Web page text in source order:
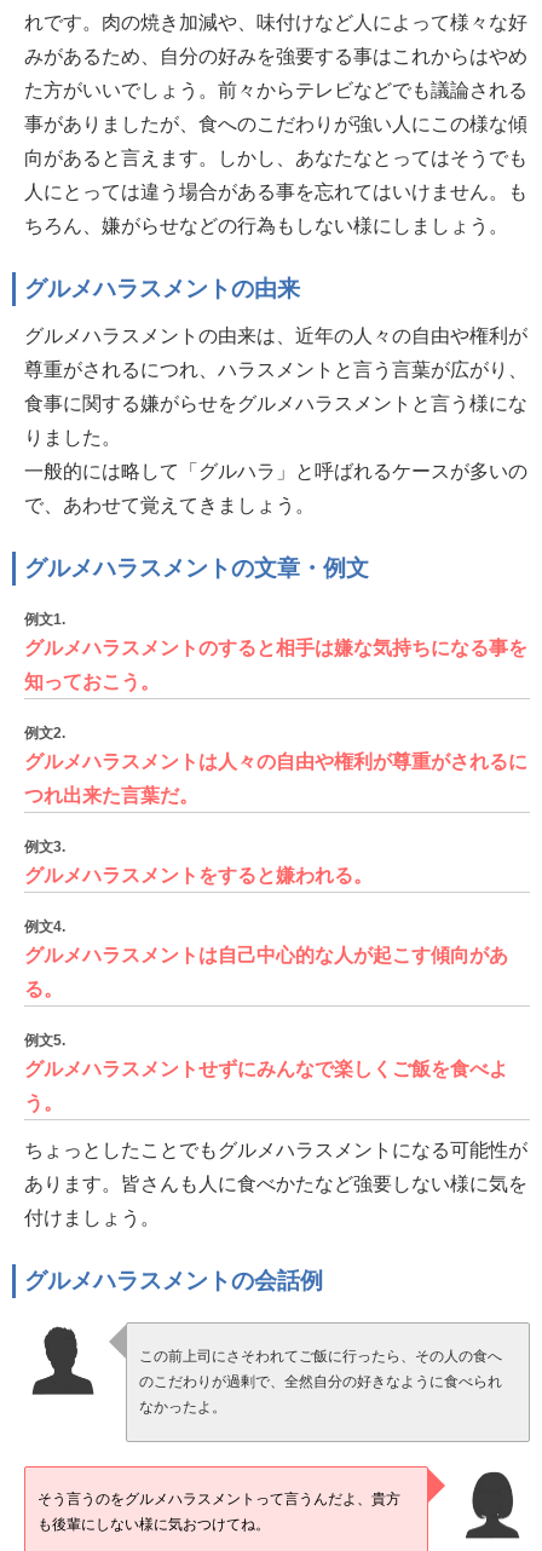
れです。肉の焼き加減や、味付けなど人によって様々な好
みがあるため、自分の好みを強要する事はこれからはやめ
た方がいいでしょう。前々からテレビなどでも議論される
事がありましたが、食へのこだわりが強い人にこの様な傾
向があると言えます。しかし、あなたなとってはそうでも
人にとっては違う場合がある事を忘れてはいけません。も
ちろん、嫌がらせなどの行為もしない様にしましょう。
グルメハラスメントの由来
グルメハラスメントの由来は、近年の人々の自由や権利が
尊重がされるにつれ、ハラスメントと言う言葉が広がり、
食事に関する嫌がらせをグルメハラスメントと言う様にな
りました。
一般的には略して「グルハラ」と呼ばれるケースが多いの
で、あわせて覚えてきましょう。
グルメハラスメントの文章・例文
例文1.
グルメハラスメントのすると相手は嫌な気持ちになる事を
知っておこう。
例文2.
グルメハラスメントは人々の自由や権利が尊重がされるに
つれ出来た言葉だ。
例文3.
グルメハラスメントをすると嫌われる。
例文4.
グルメハラスメントは自己中心的な人が起こす傾向があ
る。
例文5.
グルメハラスメントせずにみんなで楽しくご飯を食べよ
う。
ちょっとしたことでもグルメハラスメントになる可能性が
あります。皆さんも人に食べかたなど強要しない様に気を
付けましょう。
グルメハラスメントの会話例
この前上司にさそわれてご飯に行ったら、その人の食へ
のこだわりが過剰で、全然自分の好きなように食べられ
なかったよ。
そう言うのをグルメハラスメントって言うんだよ、貴方
も後輩にしない様に気おつけてね。